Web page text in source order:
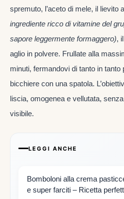
spremuto, l’aceto di mele, il lievito
ingrediente ricco di vitamine del
sapore leggermente formaggero),
aglio in polvere. Frullate alla
minuti, fermandovi di tanto in
bicchiere con una spatola.
liscia, omogenea e vellutata,
visibile.
LEGGI ANCHE
Bomboloni alla crema
e super farciti – Ricetta